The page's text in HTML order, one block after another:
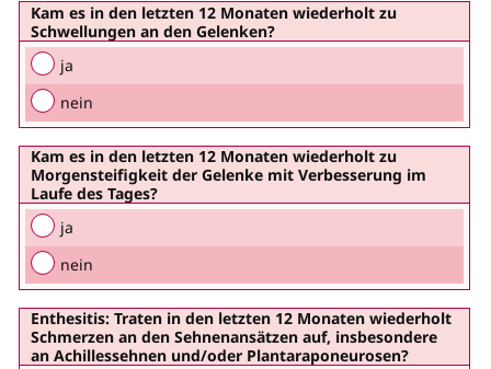
Kam es in den letzten 12 Monaten wiederholt zu
Schwellungen an den Gelenken?
ja
nein
Kam es in den letzten 12 Monaten wiederholt zu
Morgensteifigkeit der Gelenke mit Verbesserung im
Laufe des Tages?
ja
nein
Enthesitis: Traten in den letzten 12 Monaten wiederholt
Schmerzen an den Sehnenansätzen auf, insbesondere
an Achillessehnen und/oder Plantaraponeurosen?